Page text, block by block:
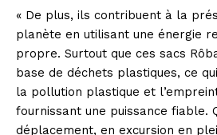
« De plus, ils contribuent à la
planète en utilisant une énergie
propre. Surtout que ces sacs
base de déchets plastiques, ce
la pollution plastique et
fournissant une puissance fiable.
déplacement, en excursion en